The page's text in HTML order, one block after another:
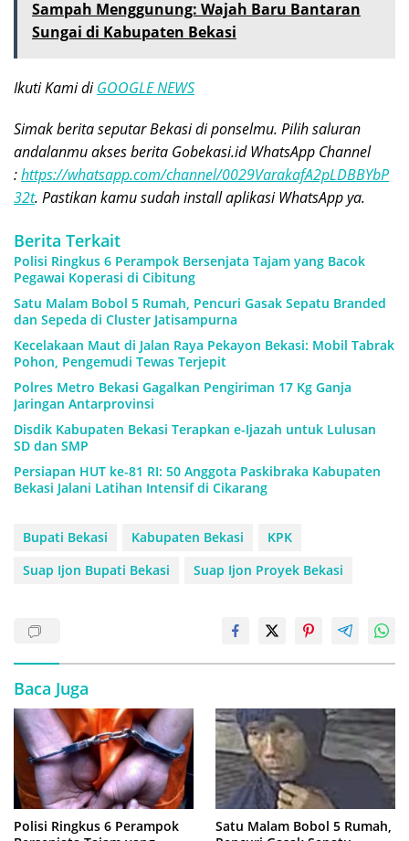
Sampah Menggunung: Wajah Baru Bantaran
Sungai di Kabupaten Bekasi
Ikuti Kami diGOOGLE NEWS
Simak berita seputar Bekasi di ponselmu. Pilih saluran
andalanmu akses berita Gobekasi.id WhatsApp Channel
:https://whatsapp.com/channel/0029VarakafA2pLDBBYbP
32t. Pastikan kamu sudah install aplikasi WhatsApp ya.
Berita Terkait
Polisi Ringkus 6 Perampok Bersenjata Tajam yang Bacok
Pegawai Koperasi di Cibitung
Satu Malam Bobol 5 Rumah, Pencuri Gasak Sepatu Branded
dan Sepeda di Cluster Jatisampurna
Kecelakaan Maut di Jalan Raya Pekayon Bekasi: Mobil Tabrak
Pohon, Pengemudi Tewas Terjepit
Polres Metro Bekasi Gagalkan Pengiriman 17 Kg Ganja
Jaringan Antarprovinsi
Disdik Kabupaten Bekasi Terapkan e-Ijazah untuk Lulusan
SD dan SMP
Persiapan HUT ke-81 RI: 50 Anggota Paskibraka Kabupaten
Bekasi Jalani Latihan Intensif di Cikarang
Bupati Bekasi Kabupaten Bekasi
KPK
Suap Ijon Bupati Bekasi
Suap Ijon Proyek Bekasi
Baca Juga
Polisi Ringkus 6 Perampok
Satu Malam Bobol 5 Rumah,